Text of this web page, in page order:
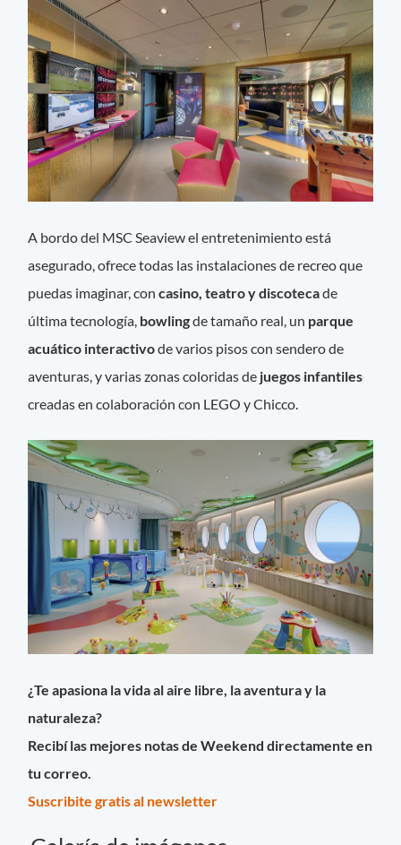
A bordo del MSC Seaview el entretenimiento está
asegurado, ofrece todas las instalaciones de recreo que
puedas imaginar, con casino, teatro y discotecade
última tecnología, bowlingde tamaño real, un parque
acuático interactivode varios pisos con sendero de
aventuras, y varias zonas coloridas de juegos infantiles
creadas en colaboración con LEGO y Chicco.
¿Te apasiona la vida al aire libre, la aventura y la
naturaleza?
Recibí las mejores notas de Weekend directamente en
tu correo.
Suscribite gratis al newsletter